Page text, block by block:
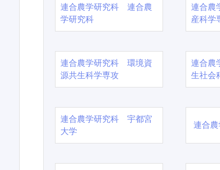
連合農学研究科 連合農
学研究科
連合農
産科学
連合農学研究科 環境資
源共生科学専攻
連合農
生社会
連合農学研究科 宇都宮
大学
連合